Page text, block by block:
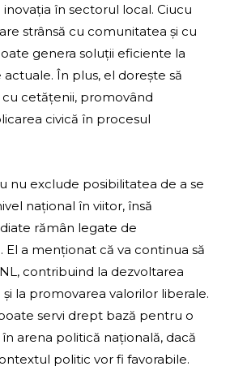
inovația în sectorul local. Ciucu
strânsă cu comunitatea și cu
genera soluții eficiente la
În plus, el dorește să
cetățenii, promovând
civică în procesul
nu exclude posibilitatea de a se
național în viitor, însă
rămân legate de
El a menționat că va continua să
contribuind la dezvoltarea
la promovarea valorilor liberale.
servi drept bază pentru o
arena politică națională, dacă
politic vor fi favorabile.